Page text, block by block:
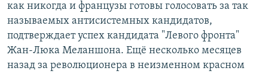
как никогда и французы готовы голосовать за так
называемых антисистемных кандидатов,
подтверждает успех кандидата "Левого фронта"
Жан-Люка Меланшона. Ещё несколько месяцев
назад за революционера в неизменном красном